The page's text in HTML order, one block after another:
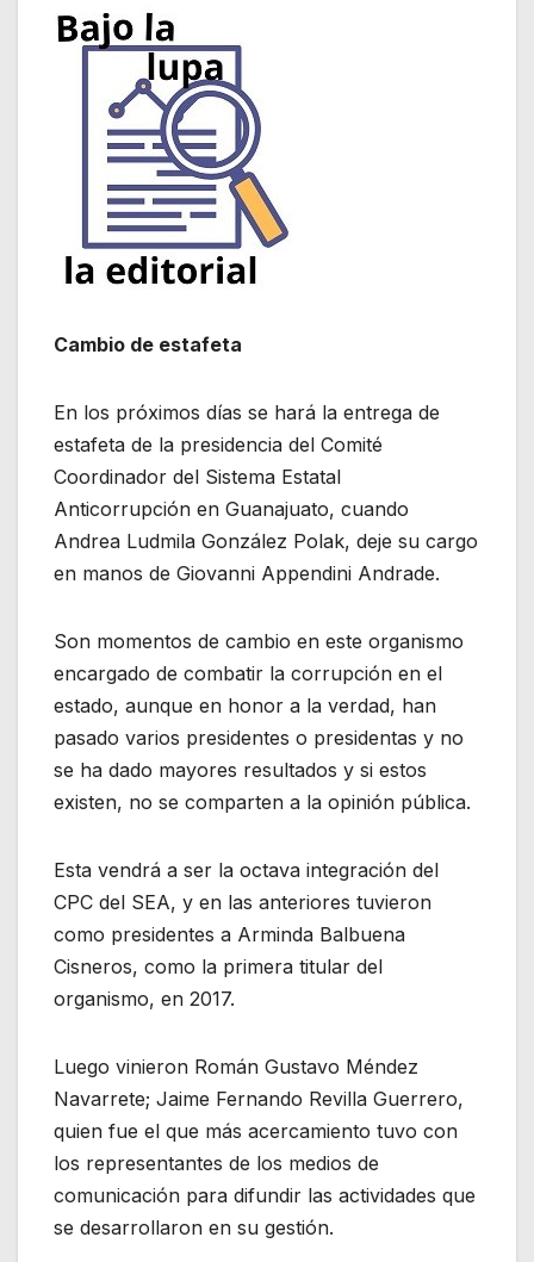
Cambio de estafeta
En los próximos días se hará la entrega de
estafeta de la presidencia del Comité
Coordinador del Sistema Estatal
Anticorrupción en Guanajuato, cuando
Andrea Ludmila González Polak, deje su cargo
en manos de Giovanni Appendini Andrade.
Son momentos de cambio en este organismo
encargado de combatir la corrupción en el
estado, aunque en honor a la verdad, han
pasado varios presidentes o presidentas y no
se ha dado mayores resultados y si estos
existen, no se comparten a la opinión pública.
Esta vendrá a ser la octava integración del
CPC del SEA, y en las anteriores tuvieron
como presidentes a Arminda Balbuena
Cisneros, como la primera titular del
organismo, en 2017.
Luego vinieron Román Gustavo Méndez
Navarrete; Jaime Fernando Revilla Guerrero,
quien fue el que más acercamiento tuvo con
los representantes de los medios de
comunicación para difundir las actividades que
se desarrollaron en su gestión.